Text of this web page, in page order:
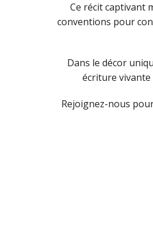
Ce récit captivant
conventions pour
Dans le décor
écriture vivante
Rejoignez-nous